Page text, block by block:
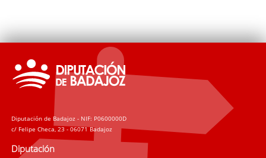
Diputación de Badajoz - NIF: P0600000D
c/ Felipe Checa, 23 - 06071 Badajoz
Diputación